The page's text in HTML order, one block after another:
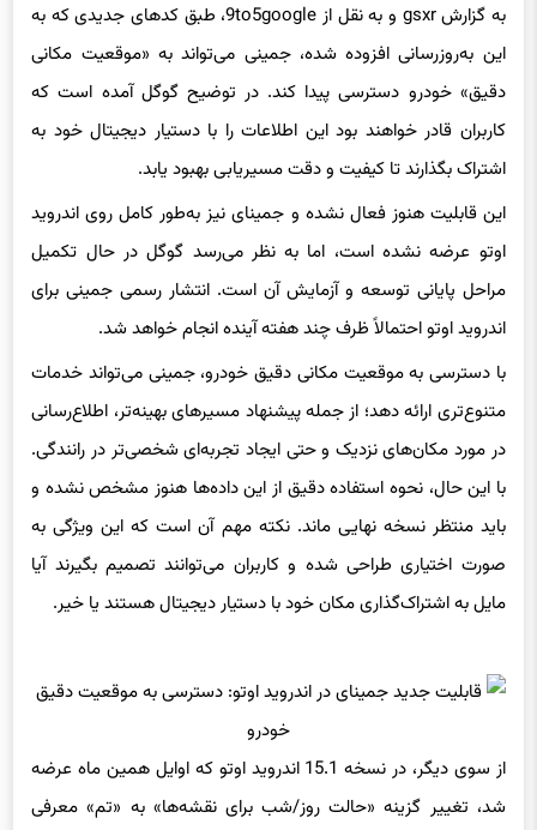
به گزارش gsxr و به نقل از 9to5google، طبق کدهای جدیدی که به
این به‌روزرسانی افزوده شده، جمینی می‌تواند به «موقعیت مکانی
دقیق» خودرو دسترسی پیدا کند. در توضیح گوگل آمده است که
کاربران قادر خواهند بود این اطلاعات را با دستیار دیجیتال خود به
اشتراک بگذارند تا کیفیت و دقت مسیریابی بهبود یابد.
این قابلیت هنوز فعال نشده و جمینای نیز به‌طور کامل روی اندروید
اوتو عرضه نشده است، اما به نظر می‌رسد گوگل در حال تکمیل
مراحل پایانی توسعه و آزمایش آن است. انتشار رسمی جمینی برای
اندروید اوتو احتمالاً ظرف چند هفته آینده انجام خواهد شد.
با دسترسی به موقعیت مکانی دقیق خودرو، جمینی می‌تواند خدمات
متنوع‌تری ارائه دهد؛ از جمله پیشنهاد مسیرهای بهینه‌تر، اطلاع‌رسانی
در مورد مکان‌های نزدیک و حتی ایجاد تجربه‌ای شخصی‌تر در رانندگی.
با این حال، نحوه استفاده دقیق از این داده‌ها هنوز مشخص نشده و
باید منتظر نسخه نهایی ماند. نکته مهم آن است که این ویژگی به
صورت اختیاری طراحی شده و کاربران می‌توانند تصمیم بگیرند آیا
مایل به اشتراک‌گذاری مکان خود با دستیار دیجیتال هستند یا خیر.
از سوی دیگر، در نسخه 15.1 اندروید اوتو که اوایل همین ماه عرضه
شد، تغییر گزینه «حالت روز/شب برای نقشه‌ها» به «تم» معرفی